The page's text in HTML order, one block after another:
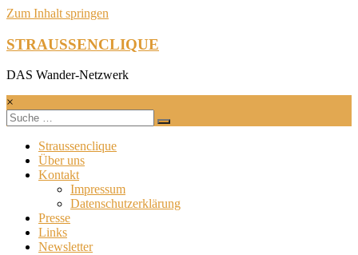
Zum Inhalt springen
STRAUSSENCLIQUE
DAS Wander-Netzwerk
×
Straussenclique
Über uns
Kontakt
Impressum
Datenschutzerklärung
Presse
Links
Newsletter